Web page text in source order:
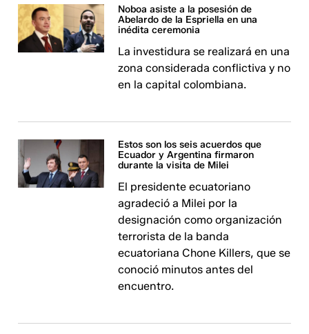
Noboa asiste a la posesión de
Abelardo de la Espriella en una
inédita ceremonia
La investidura se realizará en una
zona considerada conflictiva y no
en la capital colombiana.
Estos son los seis acuerdos que
Ecuador y Argentina firmaron
durante la visita de Milei
El presidente ecuatoriano
agradeció a Milei por la
designación como organización
terrorista de la banda
ecuatoriana Chone Killers, que se
conoció minutos antes del
encuentro.